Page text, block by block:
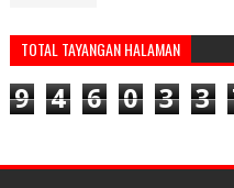
TOTAL TAYANGAN HALAMAN
9 4 6 0 3 3